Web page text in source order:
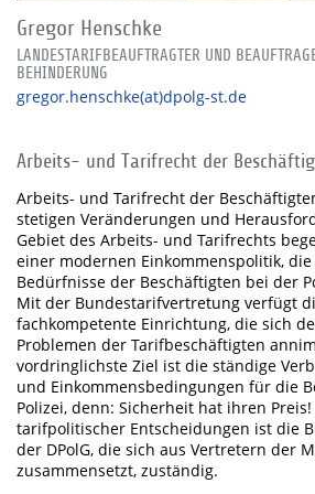
Gregor Henschke
LANDESTARIFBEAUFTRAGTER UND
BEHINDERUNG
gregor.henschke(at)dpolg-st.de
Arbeits- und Tarifrecht der
Arbeits- und Tarifrecht der
stetigen Veränderungen und
Gebiet des Arbeits- und Tarifrechts
einer modernen Einkommenspolitik,
Bedürfnisse der Beschäftigten bei der
Mit der Bundestarifvertretung verfügt
fachkompetente Einrichtung, die sich
Problemen der Tarifbeschäftigten
vordringlichste Ziel ist die ständige
und Einkommensbedingungen für die
Polizei, denn: Sicherheit hat ihren
tarifpolitischer Entscheidungen ist die
der DPolG, die sich aus Vertretern der
zusammensetzt, zuständig.